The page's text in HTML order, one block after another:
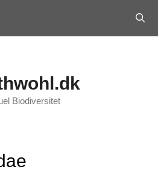
Biodiversitet